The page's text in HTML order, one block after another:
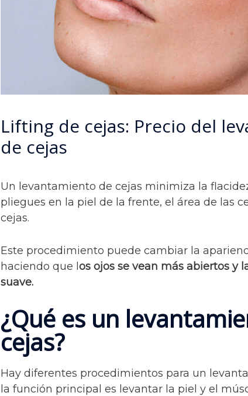
Lifting de cejas: Precio del
de cejas
Un levantamiento de cejas minimiza la
pliegues en la piel de la frente, el área de las
cejas.
Este procedimiento puede cambiar la
haciendo que los ojos se vean más abiertos y
suave.
¿Qué es un
cejas?
Hay diferentes procedimientos para un
la función principal es levantar la piel y el